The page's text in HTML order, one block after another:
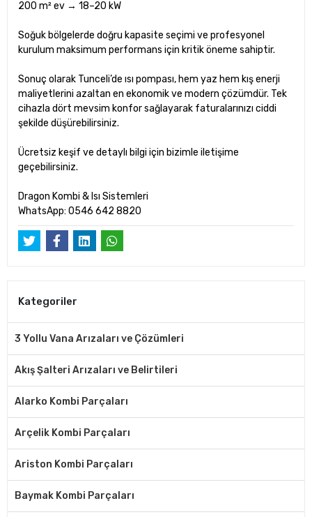
200 m² ev → 18–20 kW
Soğuk bölgelerde doğru kapasite seçimi ve profesyonel
kurulum maksimum performans için kritik öneme sahiptir.
Sonuç olarak Tunceli’de ısı pompası, hem yaz hem kış enerji
maliyetlerini azaltan en ekonomik ve modern çözümdür. Tek
cihazla dört mevsim konfor sağlayarak faturalarınızı ciddi
şekilde düşürebilirsiniz.
Ücretsiz keşif ve detaylı bilgi için bizimle iletişime
geçebilirsiniz.
Dragon Kombi & Isı Sistemleri
WhatsApp: 0546 642 8820
Kategoriler
3 Yollu Vana Arızaları ve Çözümleri
Akış Şalteri Arızaları ve Belirtileri
Alarko Kombi Parçaları
Arçelik Kombi Parçaları
Ariston Kombi Parçaları
Baymak Kombi Parçaları